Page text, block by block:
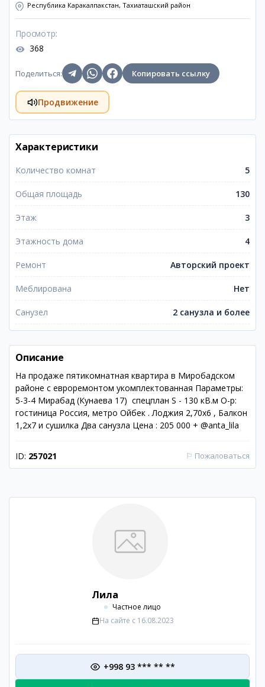
Республика Каракалпакстан, Тахиаташский район
Просмотр:
368
Поделиться: Копировать ссылку
Продвижение
Характеристики
Количество комнат 5
Общая площадь 130
Этаж 3
Этажность дома 4
Ремонт Авторский проект
Меблирована Нет
Санузел 2 санузла и более
Описание
На продаже пятикомнатная квартира в Миробадском
районе с евроремонтом укомплектованная Параметры:
5-3-4 Мирабад (Кунаева 17) спецплан S - 130 кВ.м О-р:
гостиница Россия, метро Ойбек . Лоджия 2,70х6 , Балкон
1,2х7 и сушилка Два санузла Цена : 205 000 + @anta_lila
ID: 257021 ⚐ Пожаловаться
Лила
Частное лицо
На сайте с 16.08.2023
+998 93 *** ** **